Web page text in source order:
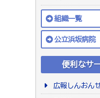
組織一覧
公立浜坂病院
便利なサ
広報しんおん